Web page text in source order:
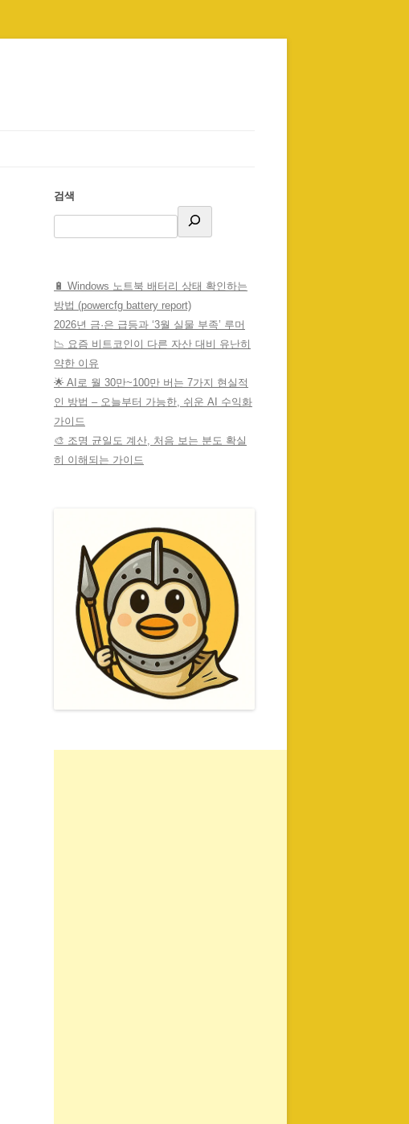
검색
🔋 Windows 노트북 배터리 상태 확인하는
방법 (powercfg battery report)
2026년 금·은 급등과 ‘3월 실물 부족’ 루머
📉 요즘 비트코인이 다른 자산 대비 유난히
약한 이유
🌟 AI로 월 30만~100만 버는 7가지 현실적
인 방법 – 오늘부터 가능한, 쉬운 AI 수익화
가이드
🎨 조명 균일도 계산, 처음 보는 분도 확실
히 이해되는 가이드